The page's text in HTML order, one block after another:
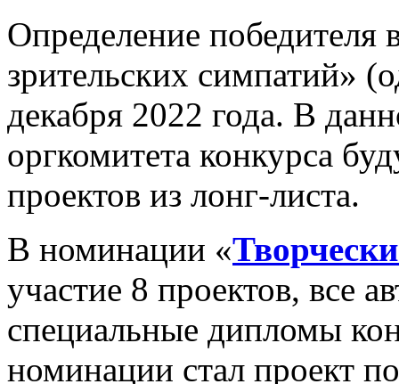
Определение
зрительских симпатий»
декабря 2022 года. В
оргкомитета конкурса
проектов из лонг-листа.
В номинации «
участие 8 проектов, все
специальные дипломы
номинации стал проект